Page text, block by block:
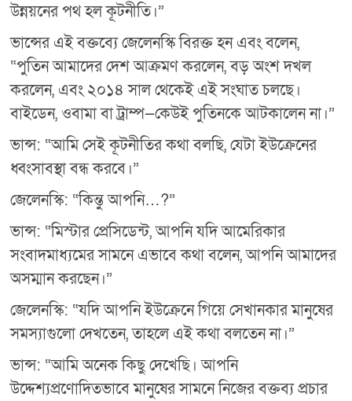
উন্নয়নের পথ হল কূটনীতি।”
ভান্সের এই বক্তব্যে জেলেনস্কি বিরক্ত হন এবং বলেন,
“পুতিন আমাদের দেশ আক্রমণ করলেন, বড় অংশ দখল
করলেন, এবং ২০১৪ সাল থেকেই এই সংঘাত চলছে।
বাইডেন, ওবামা বা ট্রাম্প—কেউই পুতিনকে আটকালেন না।”
ভান্স: “আমি সেই কূটনীতির কথা বলছি, যেটা ইউক্রেনের
ধ্বংসাবস্থা বন্ধ করবে।”
জেলেনস্কি: “কিন্তু আপনি…?”
ভান্স: “মিস্টার প্রেসিডেন্ট, আপনি যদি আমেরিকার
সংবাদমাধ্যমের সামনে এভাবে কথা বলেন, আপনি আমাদের
অসম্মান করছেন।”
জেলেনস্কি: “যদি আপনি ইউক্রেনে গিয়ে সেখানকার মানুষের
সমস্যাগুলো দেখতেন, তাহলে এই কথা বলতেন না।”
ভান্স: “আমি অনেক কিছু দেখেছি। আপনি
উদ্দেশ্যপ্রণোদিতভাবে মানুষের সামনে নিজের বক্তব্য প্রচার